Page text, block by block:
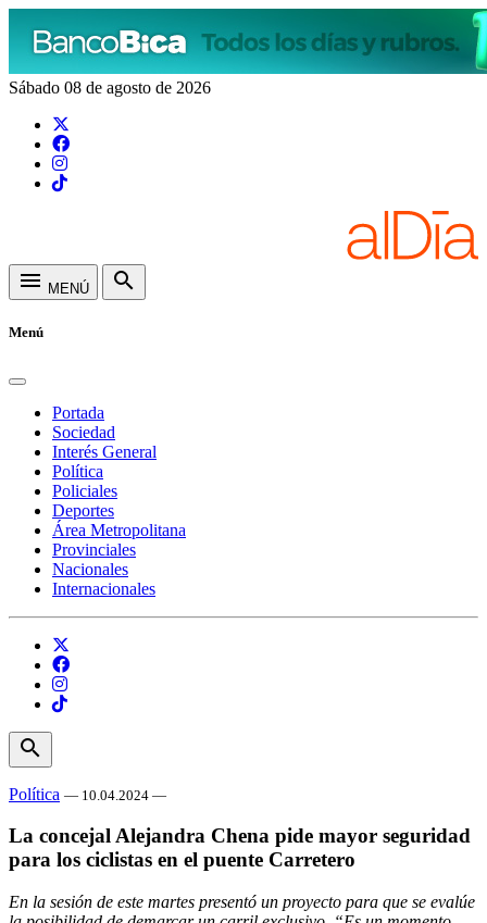
Sábado 08 de agosto de 2026
menu MENÚ search
Menú
Portada
Sociedad
Interés General
Política
Policiales
Deportes
Área Metropolitana
Provinciales
Nacionales
Internacionales
search
Política — 10.04.2024 —
La concejal Alejandra Chena pide mayor seguridad
para los ciclistas en el puente Carretero
En la sesión de este martes presentó un proyecto para que se evalúe